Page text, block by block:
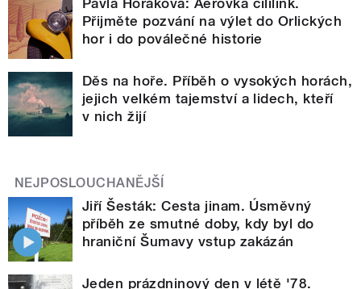
Přijměte pozvání na výlet do Orlických
hor i do poválečné historie
Děs na hoře. Příběh o vysokých horách,
jejich velkém tajemství a lidech, kteří
v nich žijí
NEJPOSLOUCHANĚJŠÍ
Jiří Šesták: Cesta jinam. Úsměvný
příběh ze smutné doby, kdy byl do
hraniční Šumavy vstup zakázán
Jeden prázdninový den v létě '78.